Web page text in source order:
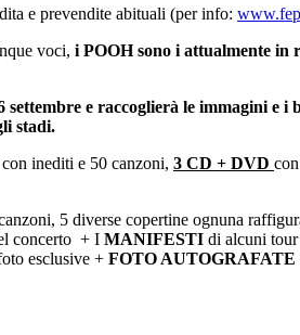
e prevendite abituali (per info:
voci, i POOH sono i attualmente in
settembre e raccoglierà le immagini e i
stadi.
inediti e 50 canzoni, 3 CD + DVD
5 diverse copertine ognuna
concerto + I MANIFESTI di alcuni
esclusive + FOTO AUTOGRAFATE